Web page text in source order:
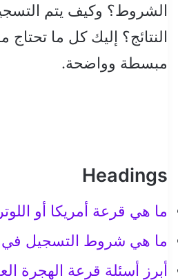
الشروط؟ وكيف يتم
النتائج؟ إليك كل ما تحتاج
مبسطة وواضحة.
Headings
ما هي قرعة أمريكا أو
ما هي شروط التسجيل في
أبرز أسئلة قرعة الهجرة